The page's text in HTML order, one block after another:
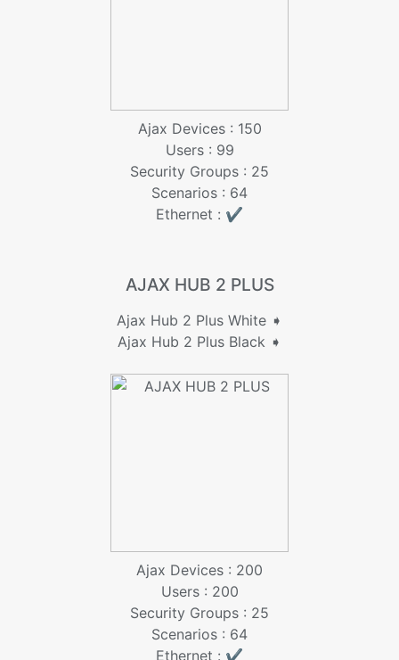
Ajax Devices : 150
Users : 99
Security Groups : 25
Scenarios : 64
Ethernet : ✔️
AJAX HUB 2 PLUS
Ajax Hub 2 Plus White ➧
Ajax Hub 2 Plus Black ➧
Ajax Devices : 200
Users : 200
Security Groups : 25
Scenarios : 64
Ethernet : ✔️